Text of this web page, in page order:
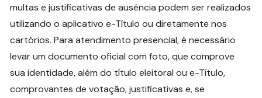
multas e justificativas de ausência podem ser realizados
utilizando o aplicativo e-Título ou diretamente nos
cartórios. Para atendimento presencial, é necessário
levar um documento oficial com foto, que comprove
sua identidade, além do título eleitoral ou e-Título,
comprovantes de votação, justificativas e, se